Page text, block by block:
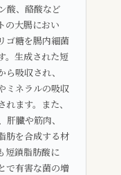
酸、酪酸など
の大腸におい
ゴ糖を腸内細菌
。生成された短
吸収され、
ミネラルの吸収
ます。また、
臓や筋肉、
肪を合成する材
短鎖脂肪酸に
で有害な菌の増